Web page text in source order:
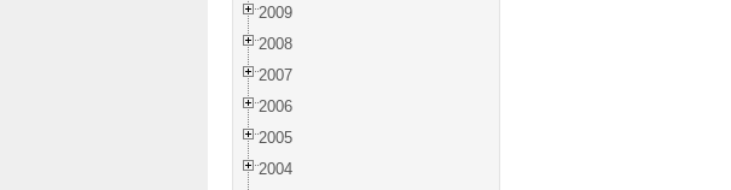
2009
2008
2007
2006
2005
2004